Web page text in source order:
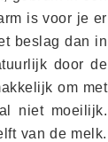
is voor je er
beslag dan in
door de
om met
niet moeilijk.
van de melk.